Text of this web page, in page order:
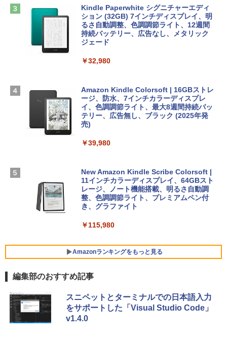
Apple 2026 MacBook Air M5チップ搭載
13インチノートブック：AIとApple Intell
igence、13.6インチLiquid Retinaディ
スプレイ、24GBユニファイドメモリ、1
ラ、Touch ID - ミッドナイト + 3年延長
￥347,600
【Amazon.co.jp限定】 HP ノートパソコ
SSD インテル Core 5
FMV ノートパソコン WE1-K3 (MS 365 P
ersonal/Copilotキー搭載/Win 11/15.6型/
Core i5/16GB/SSD 512GB/ホワイト) FM
4(最新 永続版)|オンラインコード版|Wind
ows11、10/mac対応|PC2台
￥39,582
Robloxギフトカード - 1000 Robux 【限
ラインコード版
￥1,600
版)|オンラインコード版|Windows11、1
￥37,224
にもKindle出版にも！ 非エンジニアのた
めのAIコーディング入門シリーズ
￥99
FM TOWNS ハイパー・カタログ: 本体ハ
￥1,600
1冊ですべて身につくHTML & CSSとWe
Kindle Paperwhite シグニチャーエディ
ション (32GB) 7インチディスプレイ、明
るさ自動調整、色調調節ライト、12週間
持続バッテリー、広告なし、メタリック
ジェード
￥32,980
Amazon Kindle Colorsoft | 16GBストレ
ージ、防水、7インチカラーディスプレ
イ、色調調節ライト、最大8週間持続バッ
テリー、広告無し、ブラック (2025年発
売)
￥39,980
New Amazon Kindle Scribe Colorsoft |
11インチカラーディスプレイ、64GBスト
レージ、ノート機能搭載、明るさ自動調
整、色調調節ライト、プレミアムペン付
き、グラファイト
￥115,980
Amazonランキングをもっと見る
編集部のおすすめ記事
スニペットとターミナルでの日本語入力
をサポートした「Visual Studio Code」
v1.4.0